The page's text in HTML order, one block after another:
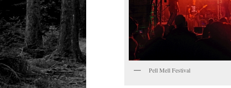
Pell Mell Festival